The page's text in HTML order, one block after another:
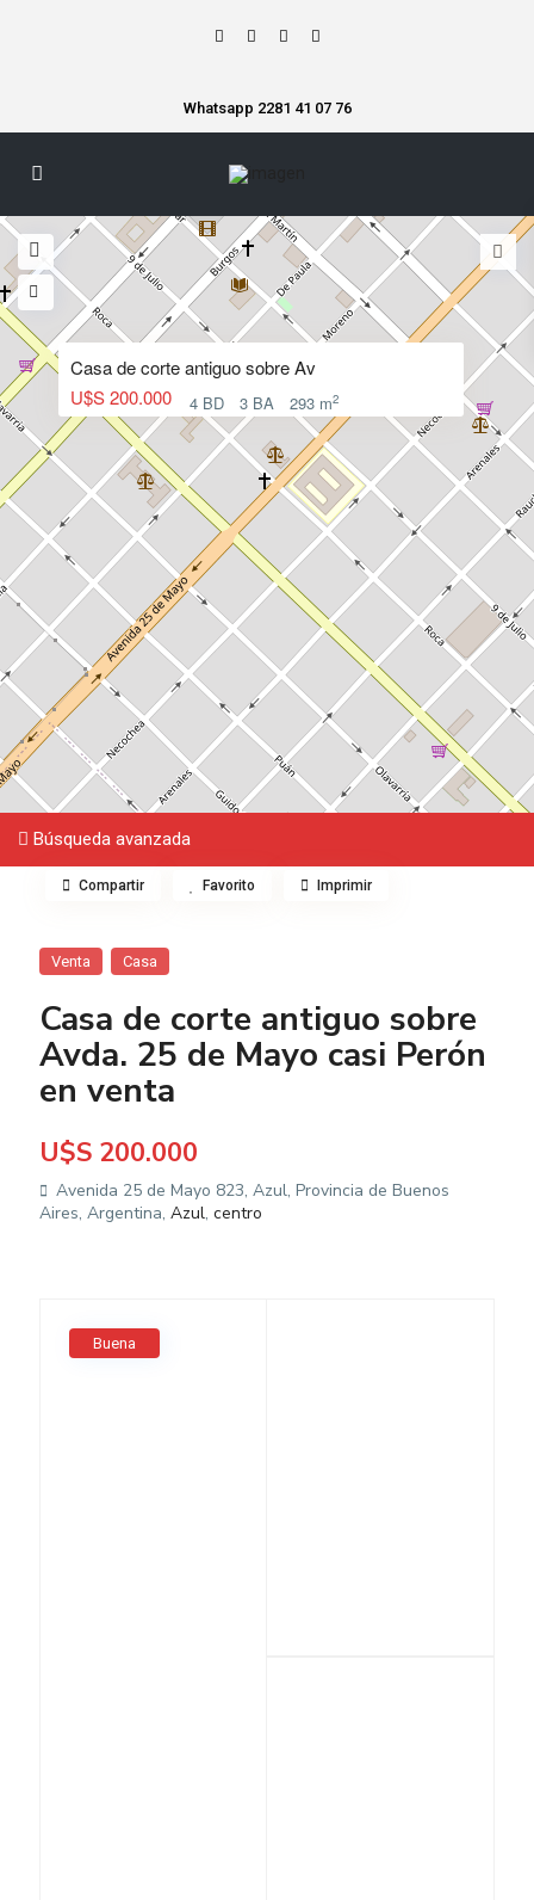
Whatsapp 2281 41 07 76
Casa de corte antiguo sobre Av
U$S 200.000
4 BD 3 BA 293 m2
Búsqueda avanzada
Venta Casa
Casa de corte antiguo sobre
Avda. 25 de Mayo casi Perón
en venta
U$S 200.000
Avenida 25 de Mayo 823, Azul, Provincia de Buenos
Aires, Argentina,Azul,centro
Compartir Favorito Imprimir
Buena